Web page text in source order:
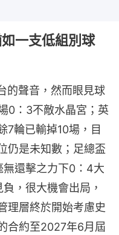
一支低組別球
的聲音，然而眼見球
0：3不敵水晶宮；英
7輪已輸掉10場，目
仍是未知數；足總盃
還擊之力下0：4大
，很大機會出局，
理層終於開始考慮史
合約至2027年6月屆